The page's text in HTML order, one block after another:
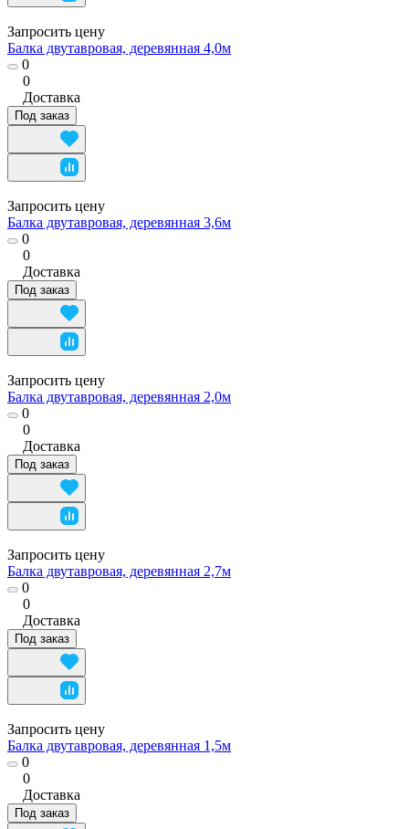
Запросить цену
Балка двутавровая, деревянная 4,0м
0
0
Доставка
Под заказ
Запросить цену
Балка двутавровая, деревянная 3,6м
0
0
Доставка
Под заказ
Запросить цену
Балка двутавровая, деревянная 2,0м
0
0
Доставка
Под заказ
Запросить цену
Балка двутавровая, деревянная 2,7м
0
0
Доставка
Под заказ
Запросить цену
Балка двутавровая, деревянная 1,5м
0
0
Доставка
Под заказ